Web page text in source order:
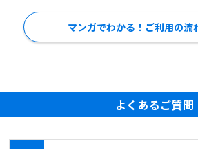
マンガでわかる！ご利用の流
よくあるご質問